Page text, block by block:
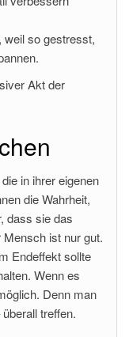
so gestresst,
Akt der
in ihrer eigenen
die Wahrheit,
dass sie das
ist nur gut.
Endeffekt sollte
Wenn es
Denn man
überall treffen.